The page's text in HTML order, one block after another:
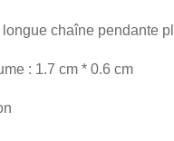
chaîne pendante
: 1.7 cm * 0.6 cm